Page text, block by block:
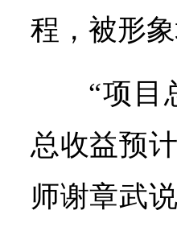
程，被形
“项目
总收益预
师谢章武